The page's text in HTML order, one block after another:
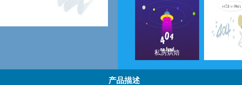
私房烘焙
产品描述